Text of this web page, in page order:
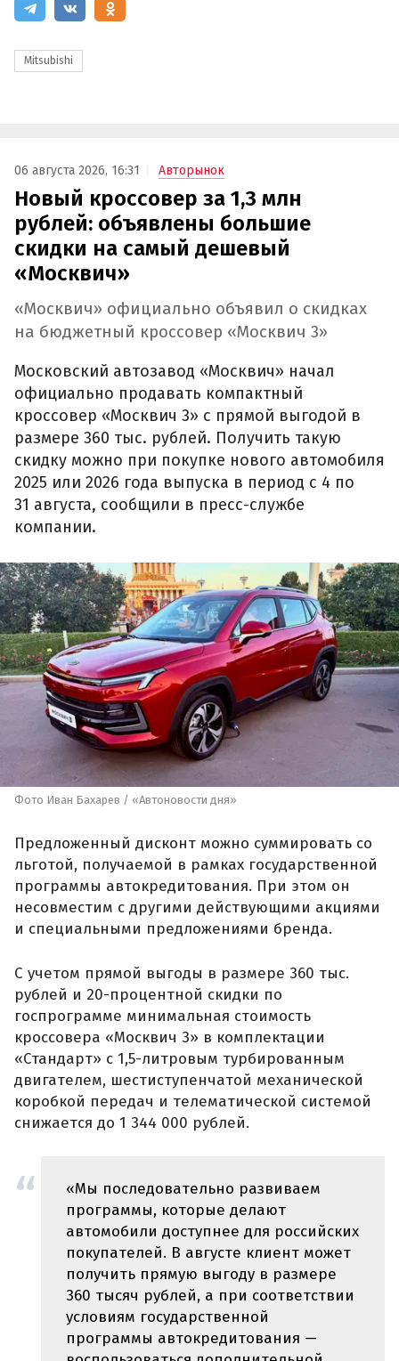
Mitsubishi
06 августа 2026, 16:31 Авторынок
Новый кроссовер за 1,3 млн
рублей: объявлены большие
скидки на самый дешевый
«Москвич»
«Москвич» официально объявил о скидках
на бюджетный кроссовер «Москвич 3»
Московский автозавод «Москвич» начал
официально продавать компактный
кроссовер «Москвич 3» с прямой выгодой в
размере 360 тыс. рублей. Получить такую
скидку можно при покупке нового автомобиля
2025 или 2026 года выпуска в период с 4 по
31 августа, сообщили в пресс-службе
компании.
Фото Иван Бахарев / «Автоновости дня»
Предложенный дисконт можно суммировать со
льготой, получаемой в рамках государственной
программы автокредитования. При этом он
несовместим с другими действующими акциями
и специальными предложениями бренда.
С учетом прямой выгоды в размере 360 тыс.
рублей и 20-процентной скидки по
госпрограмме минимальная стоимость
кроссовера «Москвич 3» в комплектации
«Стандарт» с 1,5-литровым турбированным
двигателем, шестиступенчатой механической
коробкой передач и телематической системой
снижается до 1 344 000 рублей.
«Мы последовательно развиваем
программы, которые делают
автомобили доступнее для российских
покупателей. В августе клиент может
получить прямую выгоду в размере
360 тысяч рублей, а при соответствии
условиям государственной
программы автокредитования —